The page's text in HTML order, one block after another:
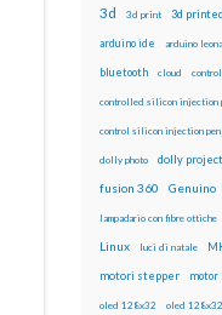
3d 3d print 3d printed
arduino ide arduino
bluetooth cloud
controlled silicon injection
control silicon injection pen
dolly photo dolly project
fusion 360 Genuino
lampadario con fibre ottiche
Linux luci di natale
motori stepper motor
oled 128x32 oled